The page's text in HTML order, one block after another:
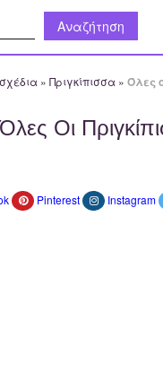
» Πριγκίπισσα » Όλες
Οι
Pinterest Instagram